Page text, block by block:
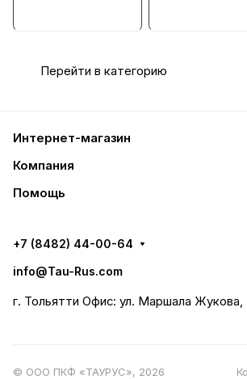
Перейти в категорию
Интернет-магазин
Компания
Помощь
+7 (8482) 44-00-64
info@Tau-Rus.com
г. Тольятти Офис: ул. Маршала
© ООО ПКФ «ТАУРУС», 2026